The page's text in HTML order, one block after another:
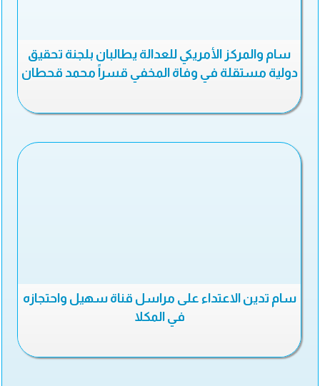
سام والمركز الأمريكي للعدالة يطالبان بلجنة تحقيق
دولية مستقلة في وفاة المخفي قسراً محمد قحطان
سام تدين الاعتداء على مراسل قناة سهيل واحتجازه
في المكلا